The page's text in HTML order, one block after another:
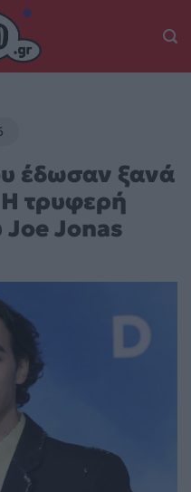
έδωσαν ξανά
τρυφερή
Joe Jonas